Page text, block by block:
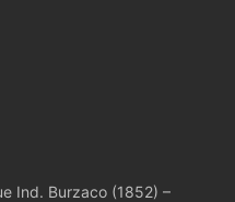
Ind. Burzaco (1852) –